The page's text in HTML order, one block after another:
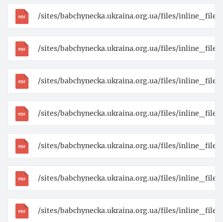
/sites/babchynecka.ukraina.org.ua/files/inline_files/
/sites/babchynecka.ukraina.org.ua/files/
/sites/babchynecka.ukraina.org.ua/files/inline_files/
/sites/babchynecka.ukraina.org.ua/files/
/sites/babchynecka.ukraina.org.ua/files/inline_files/
/sites/babchynecka.ukraina.org.ua/files/inline_files/
/sites/babchynecka.ukraina.org.ua/files/